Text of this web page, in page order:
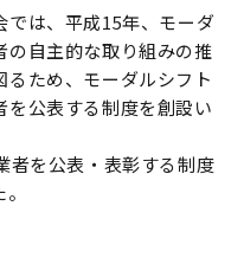
では、平成15年、モーダ
の自主的な取り組みの推
ため、モーダルシフト
を公表する制度を創設い
者を公表・表彰する制度